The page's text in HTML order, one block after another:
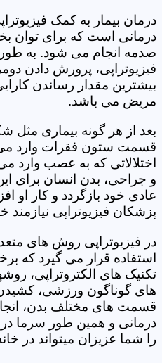
درمان بیمار به کمک
درمانی است که برای توان
صدمه انجام می شود. به
فیزیوتراپی، پرورش دادن
بیشترین مقدار رساندن
مریض می باشد.
بعد از هر گونه بیماری
قسمت ستون فقرات وارد می
اختلالاتی که به عصب
و جراحی، بدن انسان برای
عادی خود بازگردد و کار او
پزشکان فیزیوتراپی نیازمند
در فیزیوتراپی روش های
استفاده قرار می گیرد که
تکنیک های الکتروتراپی،
های گوناگون ورزشی،
قسمت های مختلف بدن،
درمانی و همین طور سرما
را شما عزیزان میتواند در